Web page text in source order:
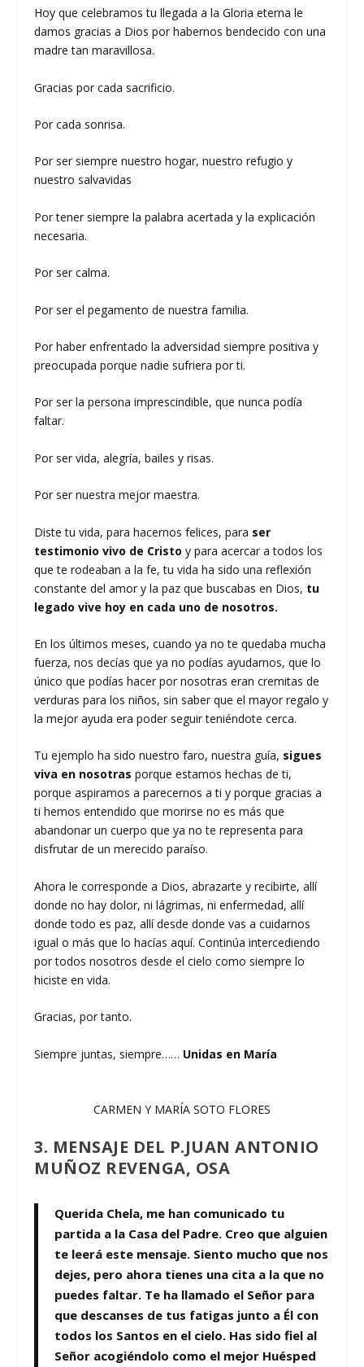
Hoy que celebramos tu llegada a la Gloria eterna le
damos gracias a Dios por habernos bendecido con una
madre tan maravillosa.
Gracias por cada sacrificio.
Por cada sonrisa.
Por ser siempre nuestro hogar, nuestro refugio y
nuestro salvavidas
Por tener siempre la palabra acertada y la explicación
necesaria.
Por ser calma.
Por ser el pegamento de nuestra familia.
Por haber enfrentado la adversidad siempre positiva y
preocupada porque nadie sufriera por ti.
Por ser la persona imprescindible, que nunca podía
faltar.
Por ser vida, alegría, bailes y risas.
Por ser nuestra mejor maestra.
Diste tu vida, para hacernos felices, para ser
testimonio vivo de Cristo y para acercar a todos los
que te rodeaban a la fe, tu vida ha sido una reflexión
constante del amor y la paz que buscabas en Dios, tu
legado vive hoy en cada uno de nosotros.
En los últimos meses, cuando ya no te quedaba mucha
fuerza, nos decías que ya no podías ayudarnos, que lo
único que podías hacer por nosotras eran cremitas de
verduras para los niños, sin saber que el mayor regalo y
la mejor ayuda era poder seguir teniéndote cerca.
Tu ejemplo ha sido nuestro faro, nuestra guía, sigues
viva en nosotrasporque estamos hechas de ti,
porque aspiramos a parecernos a ti y porque gracias a
ti hemos entendido que morirse no es más que
abandonar un cuerpo que ya no te representa para
disfrutar de un merecido paraíso.
Ahora le corresponde a Dios, abrazarte y recibirte, allí
donde no hay dolor, ni lágrimas, ni enfermedad, allí
donde todo es paz, allí desde donde vas a cuidarnos
igual o más que lo hacías aquí. Continúa intercediendo
por todos nosotros desde el cielo como siempre lo
hiciste en vida.
Gracias, por tanto.
Siempre juntas, siempre…… Unidas en María
CARMEN Y MARÍA SOTO FLORES
3. MENSAJE DEL P.JUAN ANTONIO
MUÑOZ REVENGA, OSA
Querida Chela, me han comunicado tu
partida a la Casa del Padre. Creo que alguien
te leerá este mensaje. Siento mucho que nos
dejes, pero ahora tienes una cita a la que no
puedes faltar. Te ha llamado el Señor para
que descanses de tus fatigas junto a Él con
todos los Santos en el cielo. Has sido fiel al
Señor acogiéndolo como el mejor Huésped